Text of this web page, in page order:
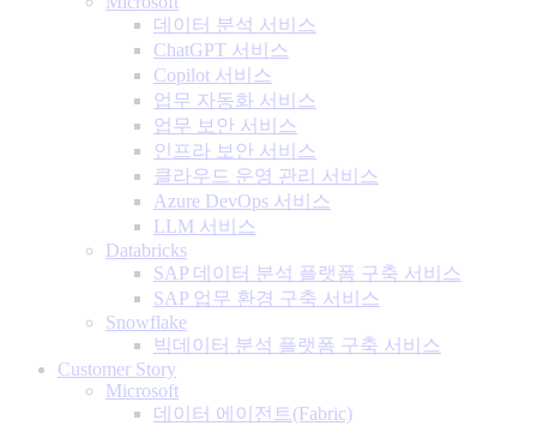
데이터 분석 서비스
ChatGPT 서비스
Copilot 서비스
업무 자동화 서비스
업무 보안 서비스
인프라 보안 서비스
클라우드 운영 관리 서비스
Azure DevOps 서비스
LLM 서비스
Databricks
SAP 데이터 분석 플랫폼 구축 서비스
SAP 업무 환경 구축 서비스
Snowflake
빅데이터 분석 플랫폼 구축 서비스
Customer Story
Microsoft
데이터 에이전트(Fabric)